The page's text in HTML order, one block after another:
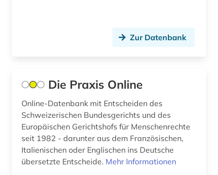
italianistik (3)
jazz (2)
jazz-festival (2)
juden (1)
karte (2)
Zur Datenbank
Die Praxis Online
Online-Datenbank mit Entscheiden des
Schweizerischen Bundesgerichts und des
Europäischen Gerichtshofs für Menschenrechte
seit 1982 - darunter aus dem Französischen,
Italienischen oder Englischen ins Deutsche
übersetzte Entscheide. Mehr Informationen